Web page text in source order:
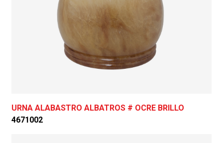
URNA ALABASTRO ALBATROS # OCRE BRILLO
4671002